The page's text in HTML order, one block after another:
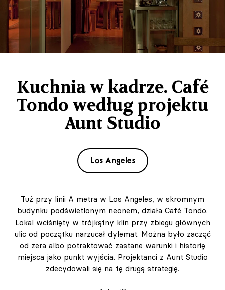
Kuchnia w kadrze. Café
Tondo według projektu
Aunt Studio
Los Angeles
Tuż przy linii A metra w Los Angeles, w skromnym
budynku podświetlonym neonem, działa Café Tondo.
Lokal wciśnięty w trójkątny klin przy zbiegu głównych
ulic od początku narzucał dylemat. Można było zacząć
od zera albo potraktować zastane warunki i historię
miejsca jako punkt wyjścia. Projektanci z Aunt Studio
zdecydowali się na tę drugą strategię.